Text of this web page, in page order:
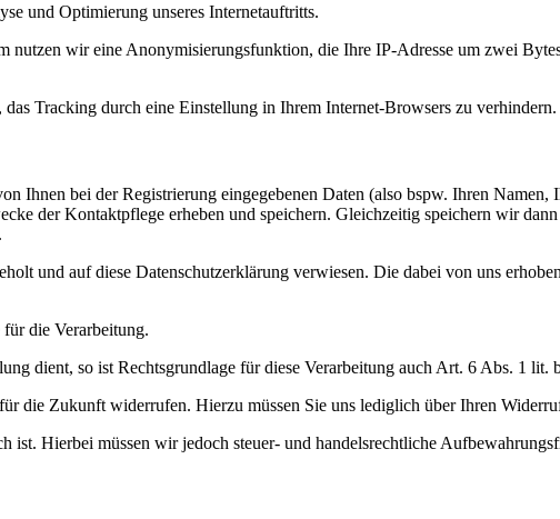
und Optimierung unseres Internetauftritts.
wir eine Anonymisierungsfunktion, die Ihre IP-Adresse um zwei
Tracking durch eine Einstellung in Ihrem Internet-Browsers zu verhindern.
Ihnen bei der Registrierung eingegebenen Daten (also bspw. Ihren
der Kontaktpflege erheben und speichern. Gleichzeitig speichern wir
und auf diese Datenschutzerklärung verwiesen. Die dabei von uns
die Verarbeitung.
dient, so ist Rechtsgrundlage für diese Verarbeitung auch Art. 6 Abs. 1 lit.
Zukunft widerrufen. Hierzu müssen Sie uns lediglich über Ihren
Hierbei müssen wir jedoch steuer- und handelsrechtliche